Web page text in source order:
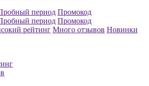
период Промокод
период Промокод
рейтинг Много отзывов Новинки